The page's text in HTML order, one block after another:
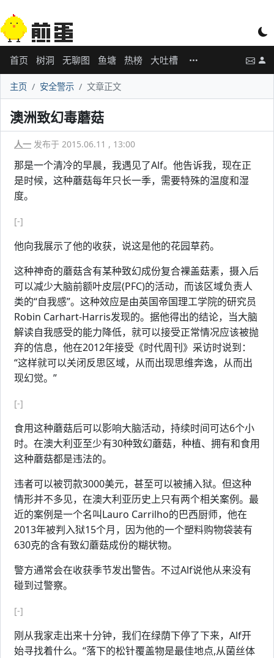
首页 树洞 无聊图 鱼塘 热榜 大吐槽
主页 安全警示 文章正文
澳洲致幻毒蘑菇
人一 发布于 2015.06.11 , 13:00
那是一个清冷的早晨，我遇见了Alf。他告诉我，现在正
是时候，这种蘑菇每年只长一季，需要特殊的温度和湿
度。
[-]
他向我展示了他的收获，说这是他的花园草药。
这种神奇的蘑菇含有某种致幻成份复合裸盖菇素，摄入后
可以减少大脑前额叶皮层(PFC)的活动，而该区域负责人
类的“自我感”。这种效应是由英国帝国理工学院的研究员
Robin Carhart-Harris发现的。据他得出的结论，当大脑
解读自我感受的能力降低，就可以接受正常情况应该被抛
弃的信息，他在2012年接受《时代周刊》采访时说到：
“这样就可以关闭反思区域，从而出现思维奔逸，从而出
现幻觉。”
[-]
食用这种蘑菇后可以影响大脑活动，持续时间可达6个小
时。在澳大利亚至少有30种致幻蘑菇，种植、拥有和食用
这种蘑菇都是违法的。
违者可以被罚款3000美元，甚至可以被捕入狱。但这种
情形并不多见，在澳大利亚历史上只有两个相关案例。最
近的案例是一个名叫Lauro Carrilho的巴西厨师，他在
2013年被判入狱15个月，因为他的一个塑料购物袋装有
630克的含有致幻蘑菇成份的糊状物。
警方通常会在收获季节发出警告。不过Alf说他从来没有
碰到过警察。
[-]
刚从我家走出来十分钟，我们在绿荫下停了下来，Alf开
始寻找着什么。“落下的松针覆盖物是最佳地点,从菌丝体